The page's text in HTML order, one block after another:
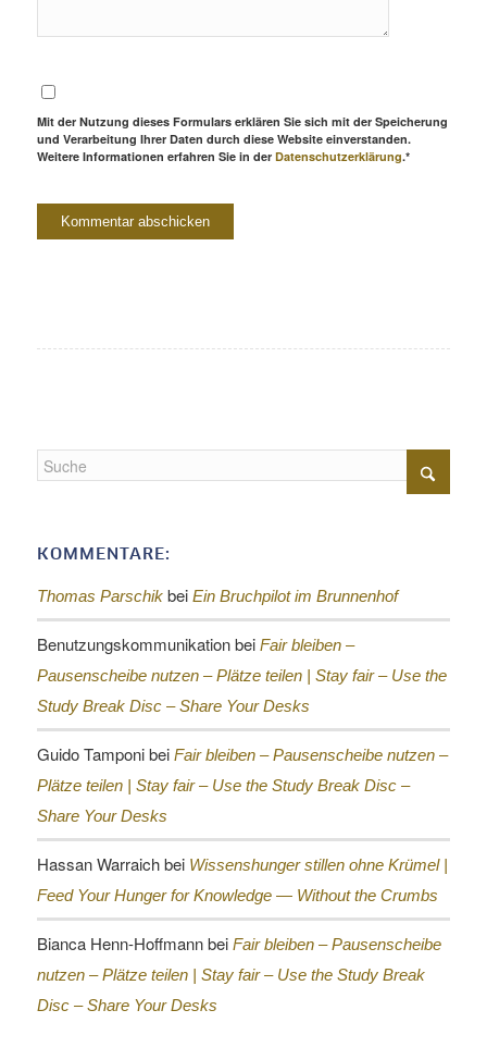
Mit der Nutzung dieses Formulars erklären Sie sich mit der Speicherung
und Verarbeitung Ihrer Daten durch diese Website einverstanden.
Weitere Informationen erfahren Sie in der Datenschutzerklärung.*
KOMMENTARE:
Thomas Parschikbei Ein Bruchpilot im Brunnenhof
Benutzungskommunikationbei Fair bleiben –
Pausenscheibe nutzen – Plätze teilen | Stay fair – Use the
Study Break Disc – Share Your Desks
Guido Tamponibei Fair bleiben – Pausenscheibe nutzen –
Plätze teilen | Stay fair – Use the Study Break Disc –
Share Your Desks
Hassan Warraichbei Wissenshunger stillen ohne Krümel |
Feed Your Hunger for Knowledge — Without the Crumbs
Bianca Henn-Hoffmannbei Fair bleiben – Pausenscheibe
nutzen – Plätze teilen | Stay fair – Use the Study Break
Disc – Share Your Desks